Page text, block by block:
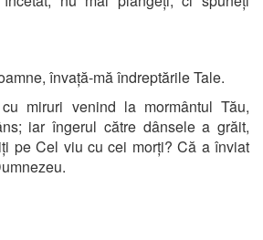
învață-mă îndreptările Tale.
miruri venind la mormântul Tău,
iar îngerul către dânsele a grăit,
pe Cel viu cu cei morți? Că a înviat